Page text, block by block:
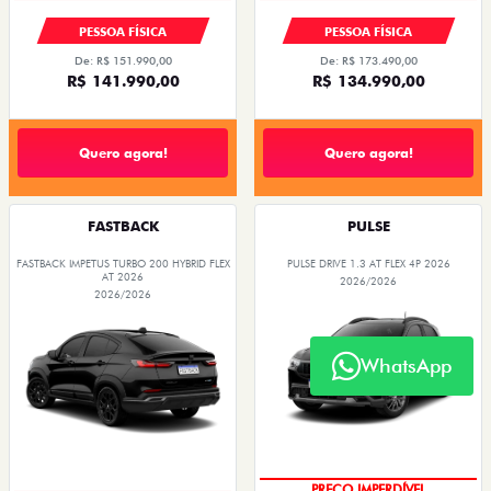
PESSOA FÍSICA
De: R$ 151.990,00
R$ 141.990,00
Quero agora!
PESSOA FÍSICA
De: R$ 173.490,00
R$ 134.990,00
Quero agora!
FASTBACK
FASTBACK IMPETUS TURBO 200 HYBRID FLEX
AT 2026
2026/2026
PULSE
PULSE DRIVE 1.3 AT FLEX 4P 2026
2026/2026
O SUV AUTOMÁTICO MAIS
WhatsApp